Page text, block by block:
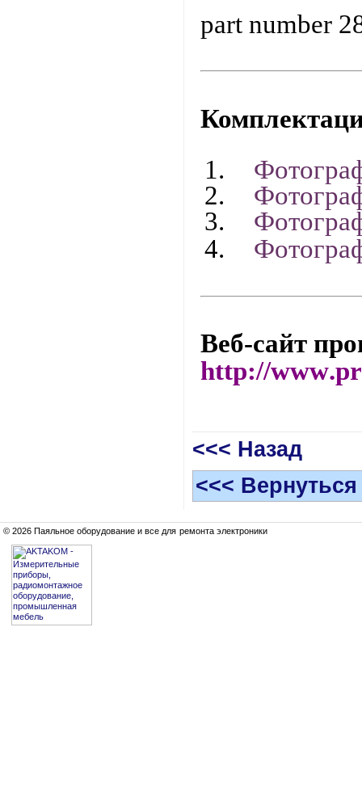
part number
1.
2.
3.
4.
Веб-сайт
http://www.
<<< Назад
<<<
© 2026 Паяльное оборудование и все для ремонта электроники